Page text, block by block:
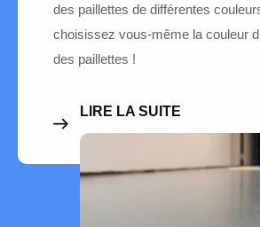
des paillettes de différentes
choisissez vous-même la couleur
des paillettes !
LIRE LA SUITE